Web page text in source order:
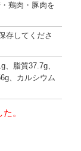
鶏肉・豚肉を
存してくださ
脂質37.7g、
、カルシウム
。